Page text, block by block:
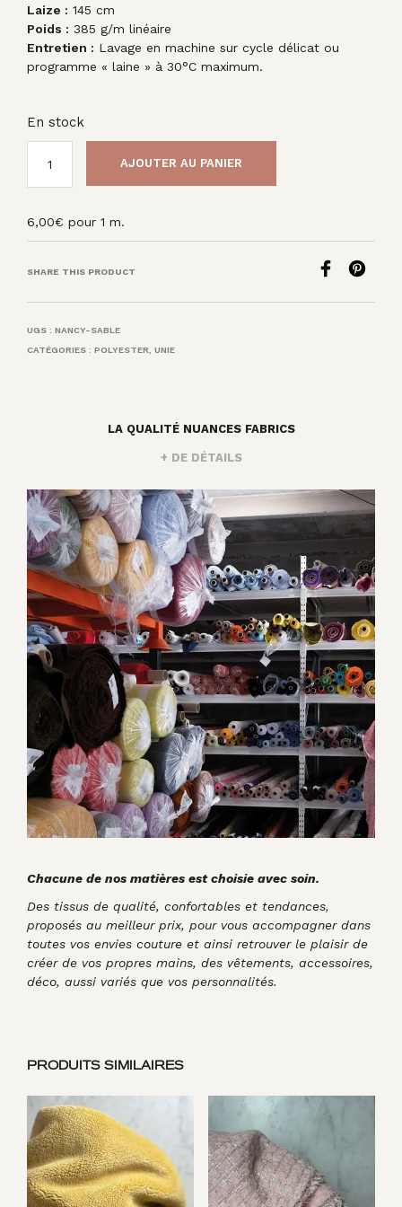
Laize : 145 cm
Poids : 385 g/m linéaire
Entretien : Lavage en machine sur cycle délicat ou
programme « laine » à 30°C maximum.
En stock
AJOUTER AU PANIER
6,00€ pour 1 m.
SHARE THIS PRODUCT
UGS : NANCY-SABLE
CATÉGORIES : POLYESTER, UNIE
LA QUALITÉ NUANCES FABRICS
+ DE DÉTAILS
Chacune de nos matières est choisie avec soin.
Des tissus de qualité, confortables et tendances,
proposés au meilleur prix, pour vous accompagner dans
toutes vos envies couture et ainsi retrouver le plaisir de
créer de vos propres mains, des vêtements, accessoires,
déco, aussi variés que vos personnalités.
PRODUITS SIMILAIRES